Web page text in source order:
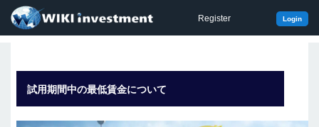
Register Login
試用期間中の最低賃金について